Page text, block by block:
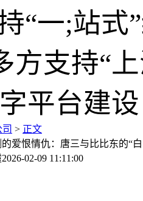
司 > 正文
爱恨情仇：唐三与比比东的“
2026-02-09 11:11:00